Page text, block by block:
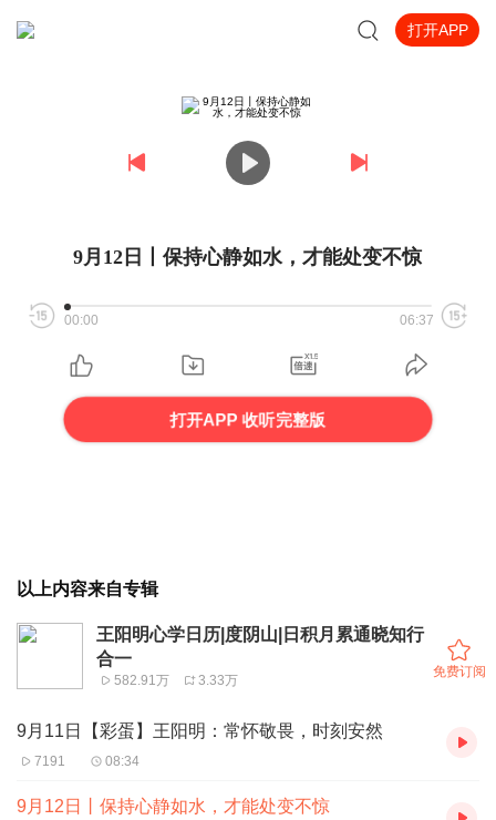
打开APP
9月12日丨保持心静如水，才能处变不惊
00:00 06:37
打开APP 收听完整版
以上内容来自专辑
王阳明心学日历|度阴山|日积月累通晓知行
合一
582.91万 3.33万
免费订阅
9月11日【彩蛋】王阳明：常怀敬畏，时刻安然
7191 08:34
9月12日丨保持心静如水，才能处变不惊